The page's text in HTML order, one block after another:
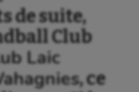
de suite,
Club
Laic
, ce